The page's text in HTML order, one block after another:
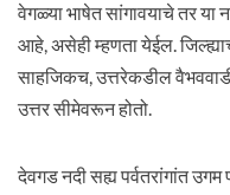
वेगळ्या भाषेत सांगावयाचे तर या
आहे, असेही म्हणता येईल.
साहजिकच, उत्तरेकडील
उत्तर सीमेवरून होतो.
देवगड नदी सह्य पर्वतरांगांत